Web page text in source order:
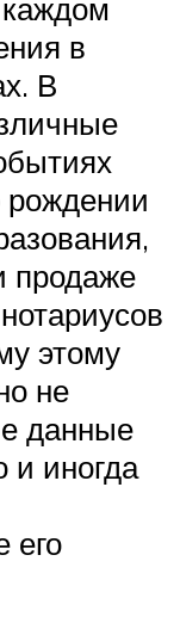
в
В
продаже
этому
не
данные
и иногда
его